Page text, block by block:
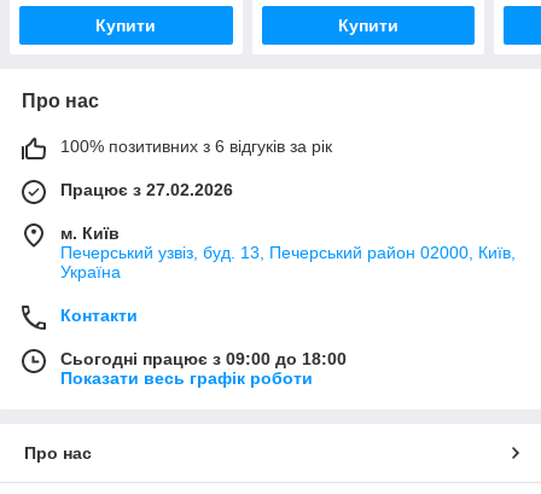
Купити Купити
Про нас
100% позитивних з 6 відгуків за рік
Працює з 27.02.2026
м. Київ
Печерський узвіз, буд. 13, Печерський район 02000, Київ,
Україна
Контакти
Сьогодні працює з 09:00 до 18:00
Показати весь графік роботи
Про нас